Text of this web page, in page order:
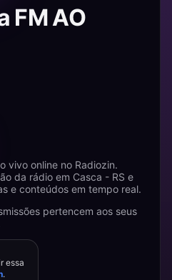
FM AO
vivo online no Radiozin.
da rádio em Casca - RS e
e conteúdos em tempo real.
pertencem aos seus
essa
.